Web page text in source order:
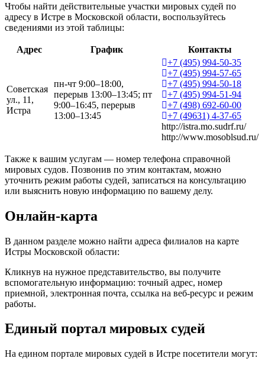
Чтобы найти действительные участки мировых судей по
адресу в Истре в Московской области, воспользуйтесь
сведениями из этой таблицы:
Адрес График Контакты
Советская
ул., 11,
Истра
пн-чт 9:00–18:00,
перерыв 13:00–13:45; пт
9:00–16:45, перерыв
13:00–13:45
+7 (495) 994-50-35
+7 (495) 994-57-65
+7 (495) 994-50-18
+7 (495) 994-51-94
+7 (498) 692-60-00
+7 (49631) 4-37-65
http://istra.mo.sudrf.ru/
http://www.mosoblsud.ru/
Также к вашим услугам — номер телефона справочной
мировых судов. Позвонив по этим контактам, можно
уточнить режим работы судей, записаться на консультацию
или выяснить новую информацию по вашему делу.
Онлайн-карта
В данном разделе можно найти адреса филиалов на карте
Истры Московской области:
Кликнув на нужное представительство, вы получите
вспомогательную информацию: точный адрес, номер
приемной, электронная почта, ссылка на веб-ресурс и режим
работы.
Единый портал мировых судей
На едином портале мировых судей в Истре посетители могут: